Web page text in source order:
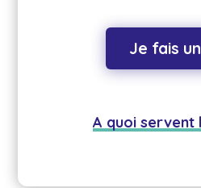
Je fais
A quoi servent